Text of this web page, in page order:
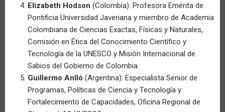
Elizabeth Hodson (Colombia): Profesora Emérita de
Pontificia Universidad Javeriana y miembro de Academia
Colombiana de Ciencias Exactas, Físicas y Naturales,
Comisión en Ética del Conocimiento Científico y
Tecnología de la UNESCO y Misión Internacional de
Sabios del Gobierno de Colombia.
Guillermo Anlló (Argentina): Especialista Senior de
Programas, Políticas de Ciencia y Tecnología y
Fortalecimiento de Capacidades, Oficina Regional de